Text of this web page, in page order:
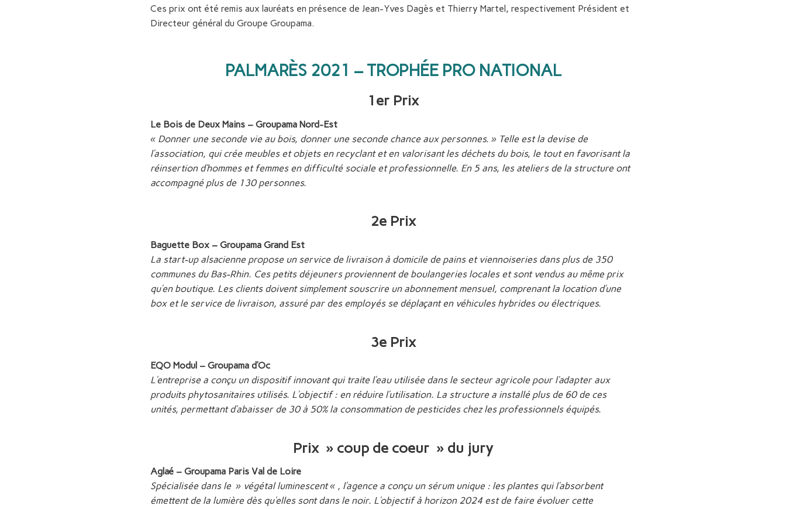
Ces prix ont été remis aux lauréats en présence de Jean-Yves Dagès et Thierry Martel, respectivement Président et
Directeur général du Groupe Groupama.
PALMARÈS 2021 – TROPHÉE PRO NATIONAL
1er Prix
Le Bois de Deux Mains – Groupama Nord-Est
« Donner une seconde vie au bois, donner une seconde chance aux personnes. » Telle est la devise de
l’association, qui crée meubles et objets en recyclant et en valorisant les déchets du bois, le tout en favorisant la
réinsertion d’hommes et femmes en difficulté sociale et professionnelle. En 5 ans, les ateliers de la structure ont
accompagné plus de 130 personnes.
2e Prix
Baguette Box – Groupama Grand Est
La start-up alsacienne propose un service de livraison à domicile de pains et viennoiseries dans plus de 350
communes du Bas-Rhin. Ces petits déjeuners proviennent de boulangeries locales et sont vendus au même prix
qu’en boutique. Les clients doivent simplement souscrire un abonnement mensuel, comprenant la location d’une
box et le service de livraison, assuré par des employés se déplaçant en véhicules hybrides ou électriques.
3e Prix
EQO Modul – Groupama d’Oc
L’entreprise a conçu un dispositif innovant qui traite l’eau utilisée dans le secteur agricole pour l’adapter aux
produits phytosanitaires utilisés. L’objectif : en réduire l’utilisation. La structure a installé plus de 60 de ces
unités, permettant d’abaisser de 30 à 50% la consommation de pesticides chez les professionnels équipés.
Prix » coup de coeur » du jury
Aglaé – Groupama Paris Val de Loire
Spécialisée dans le » végétal luminescent « , l’agence a conçu un sérum unique : les plantes qui l’absorbent
émettent de la lumière dès qu’elles sont dans le noir. L’objectif à horizon 2024 est de faire évoluer cette